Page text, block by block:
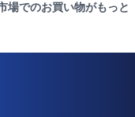
場でのお買い物がもっと